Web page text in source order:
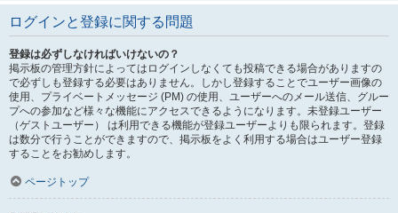
ログインと登録に関する問題
登録は必ずしなければいけないの？
掲示板の管理方針によってはログインしなくても投稿できる場合がありますの
で必ずしも登録する必要はありません。しかし登録することでユーザー画像の
使用、プライベートメッセージ (PM) の使用、ユーザーへのメール送信、グルー
プへの参加など様々な機能にアクセスできるようになります。未登録ユーザー
（ゲストユーザー） は利用できる機能が登録ユーザーよりも限られます。登録
は数分で行うことができますので、掲示板をよく利用する場合はユーザー登録
することをお勧めします。
ページトップ